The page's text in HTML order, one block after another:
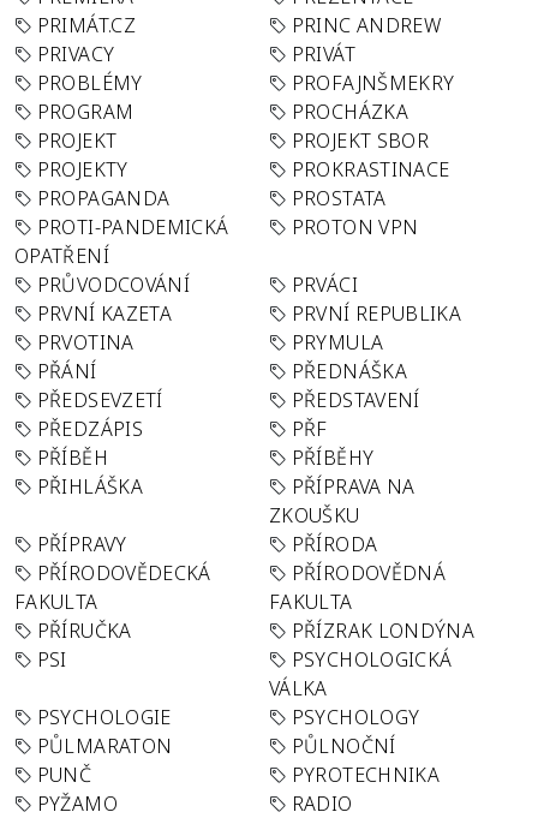
PRIMÁT.CZ
PRINC ANDREW
PRIVACY
PRIVÁT
PROBLÉMY
PROFAJNŠMEKRY
PROGRAM
PROCHÁZKA
PROJEKT
PROJEKT SBOR
PROJEKTY
PROKRASTINACE
PROPAGANDA
PROSTATA
PROTI-PANDEMICKÁ
OPATŘENÍ
PROTON VPN
PRŮVODCOVÁNÍ
PRVÁCI
PRVNÍ KAZETA
PRVNÍ REPUBLIKA
PRVOTINA
PRYMULA
PŘÁNÍ
PŘEDNÁŠKA
PŘEDSEVZETÍ
PŘEDSTAVENÍ
PŘEDZÁPIS
PŘF
PŘÍBĚH
PŘÍBĚHY
PŘIHLÁŠKA
PŘÍPRAVA NA
ZKOUŠKU
PŘÍPRAVY
PŘÍRODA
PŘÍRODOVĚDECKÁ
FAKULTA
PŘÍRODOVĚDNÁ
FAKULTA
PŘÍRUČKA
PŘÍZRAK LONDÝNA
PSI
PSYCHOLOGICKÁ
VÁLKA
PSYCHOLOGIE
PSYCHOLOGY
PŮLMARATON
PŮLNOČNÍ
PUNČ
PYROTECHNIKA
PYŽAMO
RADIO